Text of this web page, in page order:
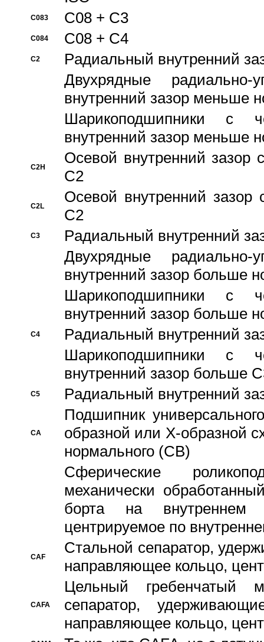
C083 C08 + C3
C084 C08 + C4
C2
Pадиальный внутренний
Двухрядные радиально-
внутренний зазор меньше
Шарикоподшипники с
внутренний зазор меньше
C2H
Осевой внутренний зазор
C2
C2L
Осевой внутренний зазор
C2
C3
Pадиальный внутренний
Двухрядные радиально-
внутренний зазор больше
Шарикоподшипники с
внутренний зазор больше
C4
Pадиальный внутренний
Шарикоподшипники с
внутренний зазор больше
C5 Pадиальный внутренний
CA
Подшипник
образной или Х-образной
нормального (CB)
Сферические
механически
борта на внутреннем
центрируемое по
CAF
Стальной сепаратор,
направляющее кольцо,
CAFA
Цельный гребенчатый
сепаратор,
направляющее кольцо,